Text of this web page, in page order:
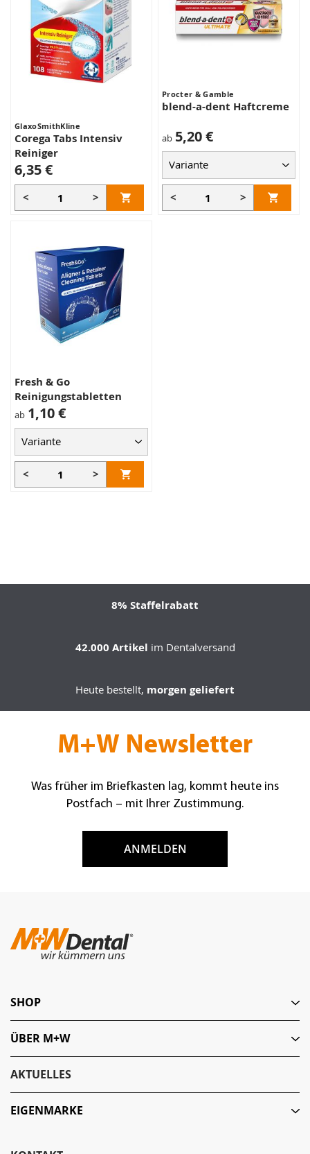
GlaxoSmithKline
Corega Tabs Intensiv
Reiniger
6,35 €
< >
Procter & Gamble
blend-a-dent Haftcreme
ab 5,20 €
< >
Fresh & Go
Reinigungstabletten
ab 1,10 €
< >
8% Staffelrabatt
42.000 Artikel im Dentalversand
Heute bestellt, morgen geliefert
M+W Newsletter
Was früher im Briefkasten lag, kommt heute ins
Postfach – mit Ihrer Zustimmung.
ANMELDEN
SHOP
ÜBER M+W
AKTUELLES
EIGENMARKE